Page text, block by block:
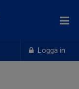
Logga in